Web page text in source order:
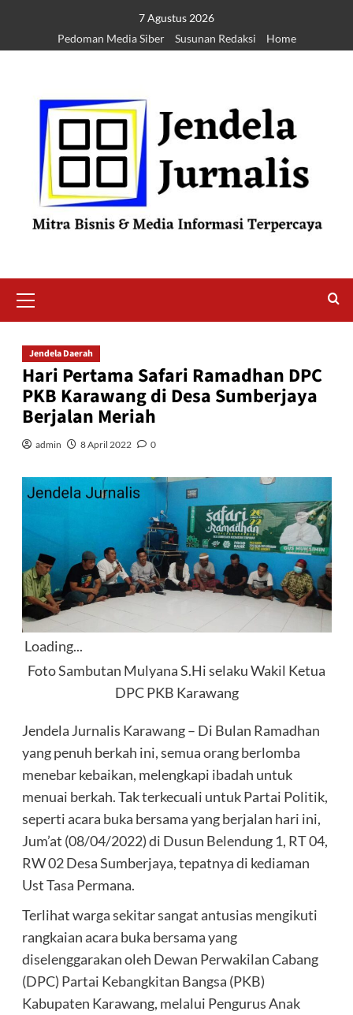
7 Agustus 2026
Pedoman Media Siber
Susunan Redaksi Home
Jendela Daerah
Hari Pertama Safari Ramadhan DPC
PKB Karawang di Desa Sumberjaya
Berjalan Meriah
admin 8 April 2022 0
Loading...
Foto Sambutan Mulyana S.Hi selaku Wakil Ketua
DPC PKB Karawang
Jendela Jurnalis Karawang – Di Bulan Ramadhan
yang penuh berkah ini, semua orang berlomba
menebar kebaikan, melengkapi ibadah untuk
menuai berkah. Tak terkecuali untuk Partai Politik,
seperti acara buka bersama yang berjalan hari ini,
Jum’at (08/04/2022) di Dusun Belendung 1, RT 04,
RW 02 Desa Sumberjaya, tepatnya di kediaman
Ust Tasa Permana.
Terlihat warga sekitar sangat antusias mengikuti
rangkaian acara buka bersama yang
diselenggarakan oleh Dewan Perwakilan Cabang
(DPC) Partai Kebangkitan Bangsa (PKB)
Kabupaten Karawang, melalui Pengurus Anak